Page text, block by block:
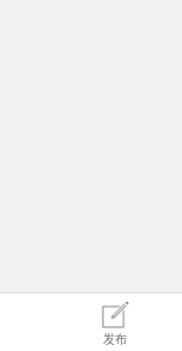
发布